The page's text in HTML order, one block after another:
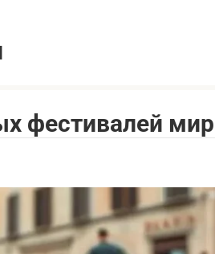
фестивалей